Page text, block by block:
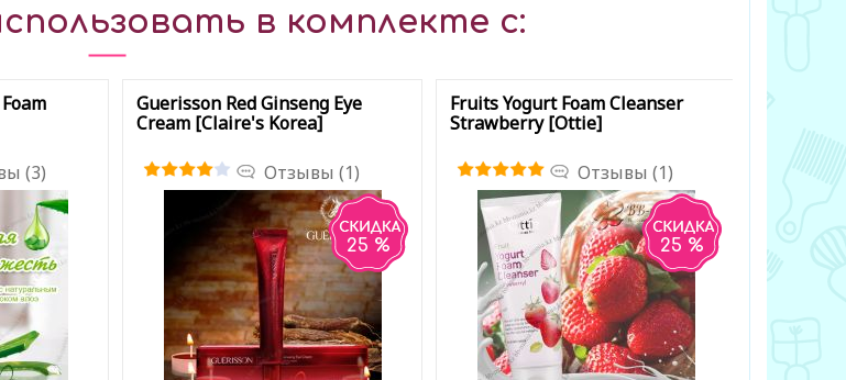
в комплекте с:
(3)
Guerisson Red Ginseng Eye
Cream [Claire's Korea]
Отзывы (1)
25 %
Fruits Yogurt Foam Cleanser
Strawberry [Ottie]
Отзывы (1)
25 %